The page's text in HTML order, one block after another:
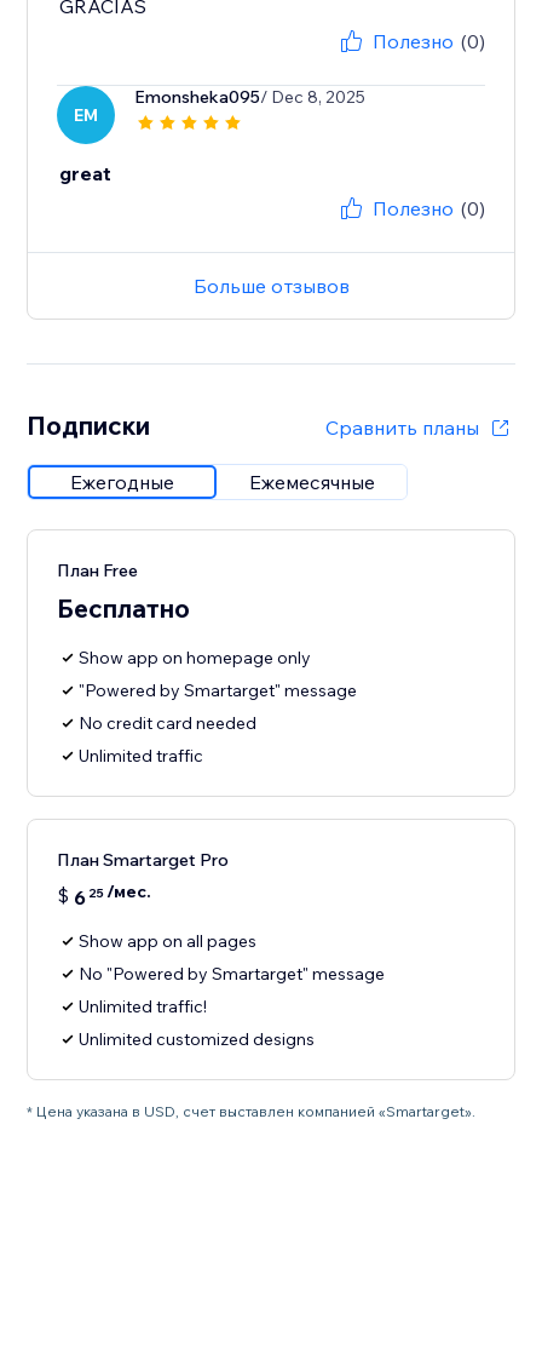
GRACIAS
Полезно (0)
EM
Emonsheka095/ Dec 8, 2025
great
Полезно (0)
Больше отзывов
Подписки Сравнить планы
Ежегодные Ежемесячные
План Free
Бесплатно
Show app on homepage only
"Powered by Smartarget" message
No credit card needed
Unlimited traffic
План Smartarget Pro
$ 6 25/мес.
Show app on all pages
No "Powered by Smartarget" message
Unlimited traffic!
Unlimited customized designs
* Цена указана в USD, счет выставлен компанией «Smartarget».